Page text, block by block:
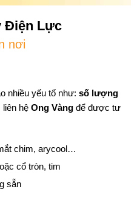
Điện Lực
nơi
nhiều yếu tố như: số lượng
liên hệ Ong Vàngđể được tư
chim, arycool…
cổ tròn, tim
sẵn